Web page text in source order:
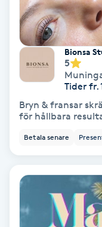
Samtalsterapi
Senioryoga
Singelfransar
Sjukgymnastik
Skalpmassage
Skinbooster
Bionsa
5
Tider fr.
Bryn & fransar
för hållbara
Betala senare